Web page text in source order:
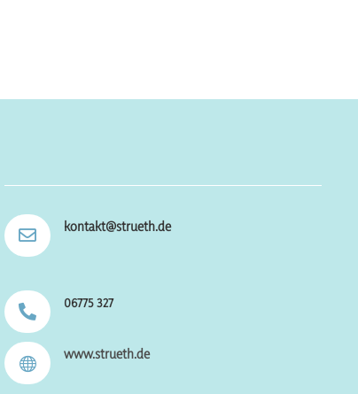
 kontakt@strueth.de
 06775 327

www.strueth.de